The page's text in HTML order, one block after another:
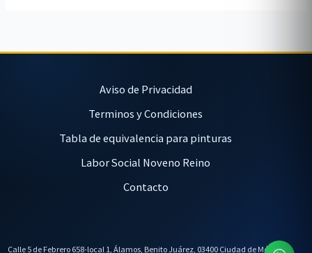
Aviso de Privacidad
Terminos y Condiciones
Tabla de equivalencia para pinturas
Labor Social Noveno Reino
Contacto
Calle 5 de Febrero 658-local 1, Álamos, Benito Juárez, 03400 Ciudad de México,